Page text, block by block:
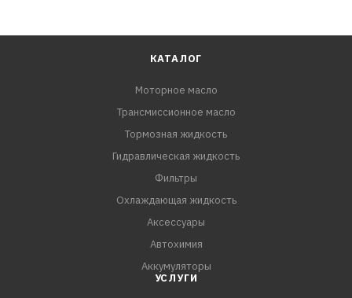
КАТАЛОГ
Моторное масло
Трансмиссионное масло
Тормозная жидкость
Гидравлическая жидкость
Фильтры
Охлаждающая жидкость
Аксессуары
Автохимия
Аккумуляторы
УСЛУГИ